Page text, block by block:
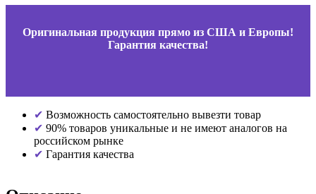
Оригинальная продукция прямо из США и Европы!
Гарантия качества!
Возможность самостоятельно вывезти товар
90% товаров уникальные и не имеют аналогов на
российском рынке
Гарантия качества